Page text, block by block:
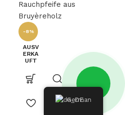
-8%
AUSV
ERKA
UFT
German